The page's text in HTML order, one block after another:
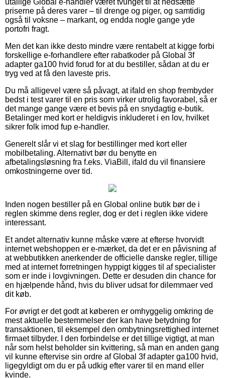
priserne på deres varer – til drenge og piger, og samtidig
også til voksne – markant, og endda nogle gange yde
portofri fragt.
Men det kan ikke desto mindre være rentabelt at kigge forbi
forskellige e-forhandlere efter rabatkoder på Global 3f
adapter ga100 hvid forud for at du bestiller, sådan at du er
tryg ved at få den laveste pris.
Du må alligevel være så påvagt, at ifald en shop frembyder
bedst i test varer til en pris som virker utrolig favorabel, så er
det mange gange være et bevis på en snydagtig e-butik.
Betalinger med kort er heldigvis inkluderet i en lov, hvilket
sikrer folk imod fup e-handler.
Generelt slår vi et slag for bestillinger med kort eller
mobilbetaling. Alternativt bør du benytte en
afbetalingsløsning fra f.eks. ViaBill, ifald du vil finansiere
omkostningerne over tid.
Inden nogen bestiller på en Global online butik bør de i
reglen skimme dens regler, dog er det i reglen ikke videre
interessant.
Et andet alternativ kunne måske være at efterse hvorvidt
internet webshoppen er e-mærket, da det er en påvisning af
at webbutikken anerkender de officielle danske regler, tillige
med at internet forretningen hyppigt kigges til af specialister
som er inde i lovgivningen. Dette er desuden din chance for
en hjælpende hånd, hvis du bliver udsat for dilemmaer ved
dit køb.
For øvrigt er det godt at køberen er omhyggelig omkring de
mest aktuelle bestemmelser der kan have betydning for
transaktionen, til eksempel den ombytningsrettighed internet
firmaet tilbyder. I den forbindelse er det tillige vigtigt, at man
når som helst beholder sin kvittering, så man en anden gang
vil kunne eftervise sin ordre af Global 3f adapter ga100 hvid,
ligegyldigt om du er på udkig efter varer til en mand eller
kvinde.